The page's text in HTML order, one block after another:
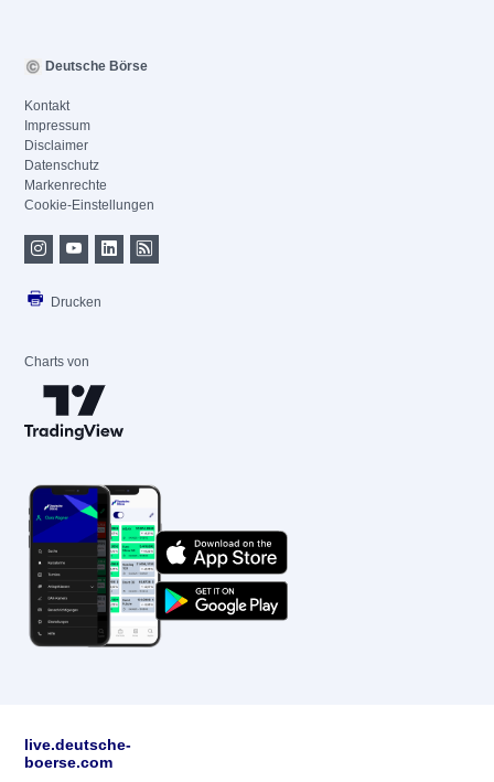
Deutsche Börse
Kontakt
Impressum
Disclaimer
Datenschutz
Markenrechte
Cookie-Einstellungen
Drucken
Charts von
live.deutsche-
boerse.com